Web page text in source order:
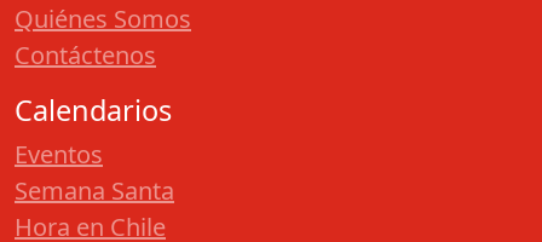
Quiénes Somos
Contáctenos
Calendarios
Eventos
Semana Santa
Hora en Chile